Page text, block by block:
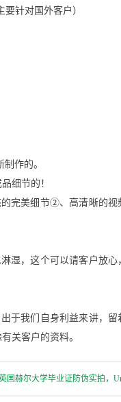
针对国外客户）
作的。
细节的！
完美细节②、高清晰的视
湿，这个可以请客户放心
于我们自身利益来讲，
关客户的资料。
国赫尔大学毕业证防伪实拍，